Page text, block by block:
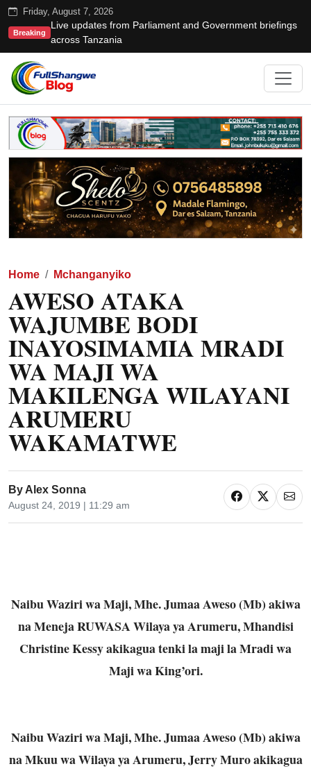
Friday, August 7, 2026
Breaking
Live updates from Parliament and Government briefings
across Tanzania
Home Mchanganyiko
AWESO ATAKA
WAJUMBE BODI
INAYOSIMAMIA MRADI
WA MAJI WA
MAKILENGA WILAYANI
ARUMERU
WAKAMATWE
By Alex Sonna
August 24, 2019 | 11:29 am
Naibu Waziri wa Maji, Mhe. Jumaa Aweso (Mb) akiwa
na Meneja RUWASA Wilaya ya Arumeru, Mhandisi
Christine Kessy akikagua tenki la maji la Mradi wa
Maji wa King’ori.
Naibu Waziri wa Maji, Mhe. Jumaa Aweso (Mb) akiwa
na Mkuu wa Wilaya ya Arumeru, Jerry Muro akikagua